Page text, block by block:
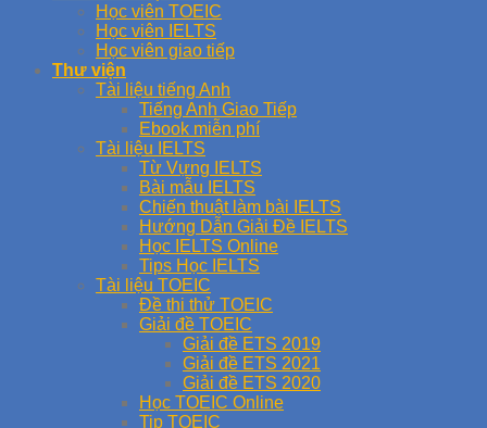
Học viên TOEIC
Học viên IELTS
Học viên giao tiếp
Thư viện
Tài liệu tiếng Anh
Tiếng Anh Giao Tiếp
Ebook miễn phí
Tài liệu IELTS
Từ Vựng IELTS
Bài mẫu IELTS
Chiến thuật làm bài IELTS
Hướng Dẫn Giải Đề IELTS
Học IELTS Online
Tips Học IELTS
Tài liệu TOEIC
Đề thi thử TOEIC
Giải đề TOEIC
Giải đề ETS 2019
Giải đề ETS 2021
Giải đề ETS 2020
Học TOEIC Online
Tip TOEIC